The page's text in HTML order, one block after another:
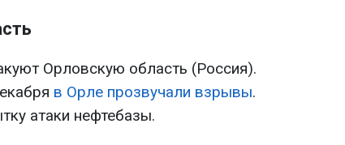
Орловскую область (Россия).
в Орле прозвучали взрывы.
атаки нефтебазы.